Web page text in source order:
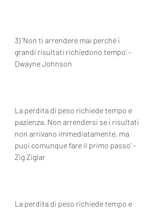
3) 'Non ti arrendere mai perché i
grandi risultati richiedono tempo' -
Dwayne Johnson
La perdita di peso richiede tempo e
pazienza. Non arrendersi se i risultati
non arrivano immediatamente, ma
puoi comunque fare il primo passo' -
Zig Ziglar
La perdita di peso richiede tempo e